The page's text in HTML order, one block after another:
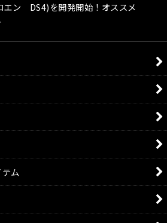
ン DS4)を開発開始！オススメ
ム